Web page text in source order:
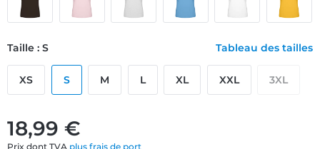
18,99 €
Prix dont TVA plus frais de port
Taille : S Tableau des tailles
XS S M L XL XXL 3XL